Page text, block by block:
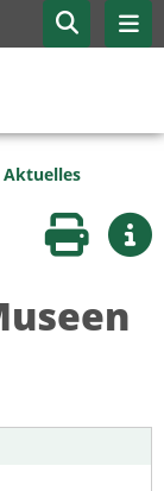
Aktuelles
Seite